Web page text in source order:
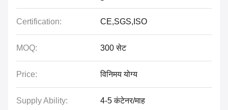
Certification: CE,SGS,ISO
MOQ: 300 सेट
Price: विनिमय योग्य
Supply Ability: 4-5 कंटेनर/माह